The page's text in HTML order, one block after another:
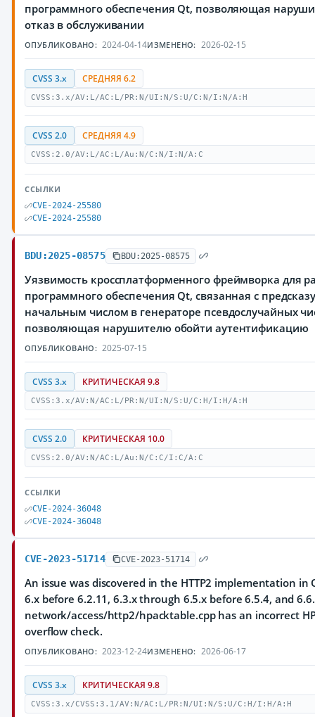
программного обеспечения Qt, позволяющая
отказ в обслуживании
ОПУБЛИКОВАНО: 2024-04-14ИЗМЕНЕНО: 2026-02-15
CVSS 3.x СРЕДНЯЯ 6.2
CVSS:3.x/AV:L/AC:L/PR:N/UI:N/S:U/C:N/I:N/A:H
CVSS 2.0 СРЕДНЯЯ 4.9
CVSS:2.0/AV:L/AC:L/Au:N/C:N/I:N/A:C
ССЫЛКИ
CVE-2024-25580
CVE-2024-25580
BDU:2025-08575 BDU:2025-08575
Уязвимость кроссплатформенного фреймворка для
программного обеспечения Qt, связанная с
начальным числом в генераторе псевдослучайных
позволяющая нарушителю обойти аутентификацию
ОПУБЛИКОВАНО: 2025-07-15
CVSS 3.x КРИТИЧЕСКАЯ 9.8
CVSS:3.x/AV:N/AC:L/PR:N/UI:N/S:U/C:H/I:H/A:H
CVSS 2.0 КРИТИЧЕСКАЯ 10.0
CVSS:2.0/AV:N/AC:L/Au:N/C:C/I:C/A:C
ССЫЛКИ
CVE-2024-36048
CVE-2024-36048
CVE-2023-51714 CVE-2023-51714
An issue was discovered in the HTTP2 implementation in
6.x before 6.2.11, 6.3.x through 6.5.x before 6.5.4, and
network/access/http2/hpacktable.cpp has an incorrect
overflow check.
ОПУБЛИКОВАНО: 2023-12-24ИЗМЕНЕНО: 2026-06-17
CVSS 3.x КРИТИЧЕСКАЯ 9.8
CVSS:3.x/CVSS:3.1/AV:N/AC:L/PR:N/UI:N/S:U/C:H/I:H/A:H